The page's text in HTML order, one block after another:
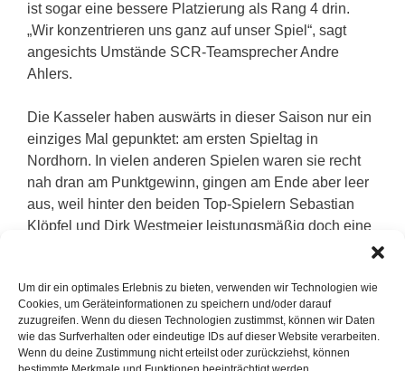
Um dir ein optimales Erlebnis zu bieten, verwenden wir Technologien wie
Cookies, um Geräteinformationen zu speichern und/oder darauf
zuzugreifen. Wenn du diesen Technologien zustimmst, können wir Daten
wie das Surfverhalten oder eindeutige IDs auf dieser Website verarbeiten.
Wenn du deine Zustimmung nicht erteilst oder zurückziehst, können
ist sogar eine bessere Platzierung als Rang 4 drin.
„Wir konzentrieren uns ganz auf unser Spiel“, sagt
angesichts Umstände SCR-Teamsprecher Andre
Ahlers.
Die Kasseler haben auswärts in dieser Saison nur ein
einziges Mal gepunktet: am ersten Spieltag in
Nordhorn. In vielen anderen Spielen waren sie recht
nah dran am Punktgewinn, gingen am Ende aber leer
aus, weil hinter den beiden Top-Spielern Sebastian
Klöpfel und Dirk Westmeier leistungsmäßig doch eine
Personell gibt es bei den Reckenfeldern eine
Änderung im Vergleich zu den letzten Heimspielen:
Für Andre Penz rückt – je nach Spielstand – entweder
Michael Reisch oder Björn van Raalte ins Team.